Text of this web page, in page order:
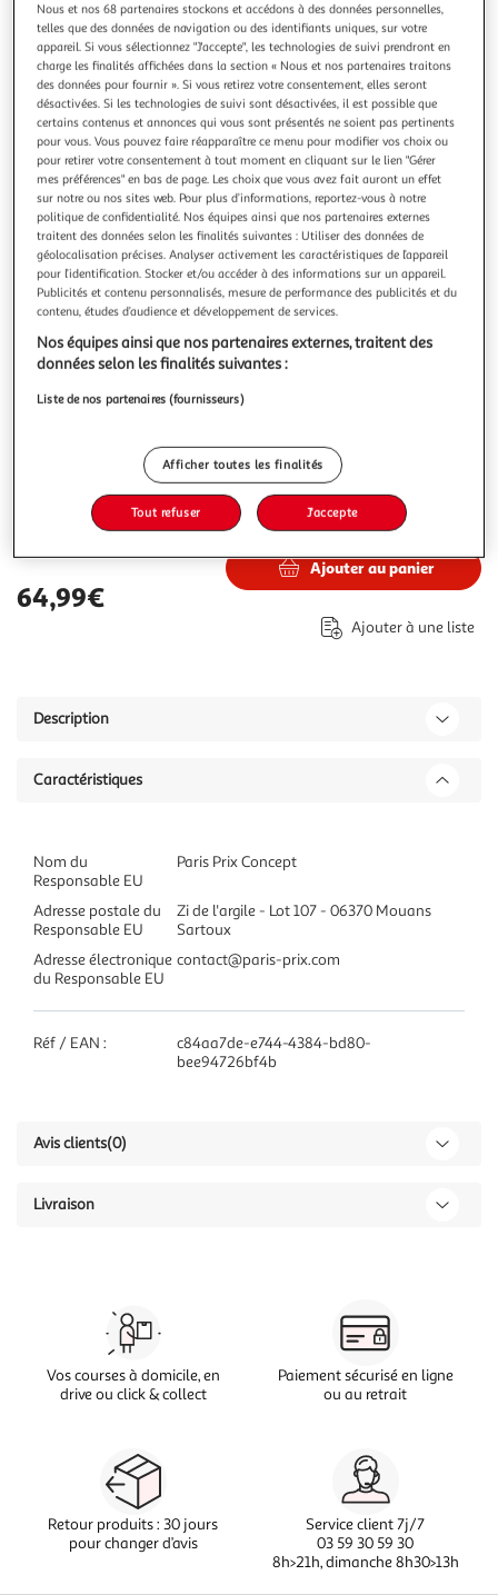
précédente
suivante
PARIS PRIX
Tableau Imprimé Parking Girl Swing - Banksy
Informations Techniques : Matière : Structure : Bois (Pin)
Revêtement : Toile Intissée Spécificités : Format :
Rectangulaire Tableau imprimée sur toile Impression Full
HD Haute Résolution 360 dpi Garantie une parfaite netteté
et profondeur des couleurs Protection UV pour une
résistance au soleil Ch
En savoir +
Vendu par Paris Prix
Couleur
Multicolore
Taille
40 x 60 cm
Plus d'options
Vendu par Paris Prix 64,99€
64,99€
Ajouter au panier
Ajouter à une liste
Description
Caractéristiques
Nom du
Responsable EU
Paris Prix Concept
Adresse postale du
Responsable EU
Zi de l'argile - Lot 107 - 06370 Mouans
Sartoux
Adresse électronique
du Responsable EU
contact@paris-prix.com
Réf / EAN :
c84aa7de-e744-4384-bd80-
bee94726bf4b
Avis clients(0)
Livraison
Vos courses à domicile, en
drive ou click & collect
Paiement sécurisé en ligne
ou au retrait
Retour produits : 30 jours
pour changer d’avis
Service client 7j/7
03 59 30 59 30
8h>21h, dimanche 8h30>13h
Nous et nos 68 partenaires stockons et accédons à des données personnelles,
telles que des données de navigation ou des identifiants uniques, sur votre
appareil. Si vous sélectionnez "J'accepte", les technologies de suivi prendront en
charge les finalités affichées dans la section « Nous et nos partenaires traitons
des données pour fournir ». Si vous retirez votre consentement, elles seront
désactivées. Si les technologies de suivi sont désactivées, il est possible que
certains contenus et annonces qui vous sont présentés ne soient pas pertinents
pour vous. Vous pouvez faire réapparaître ce menu pour modifier vos choix ou
pour retirer votre consentement à tout moment en cliquant sur le lien "Gérer
mes préférences" en bas de page. Les choix que vous avez fait auront un effet
sur notre ou nos sites web. Pour plus d’informations, reportez-vous à notre
politique de confidentialité. Nos équipes ainsi que nos partenaires externes
traitent des données selon les finalités suivantes : Utiliser des données de
géolocalisation précises. Analyser activement les caractéristiques de l’appareil
pour l’identification. Stocker et/ou accéder à des informations sur un appareil.
Publicités et contenu personnalisés, mesure de performance des publicités et du
contenu, études d’audience et développement de services.
Nos équipes ainsi que nos partenaires externes, traitent des
données selon les finalités suivantes :
Liste de nos partenaires (fournisseurs)
Afficher toutes les finalités
Tout refuser J'accepte